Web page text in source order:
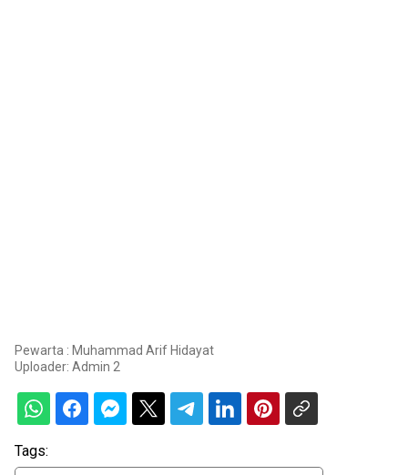
Pewarta : Muhammad Arif Hidayat
Uploader: Admin 2
Tags: